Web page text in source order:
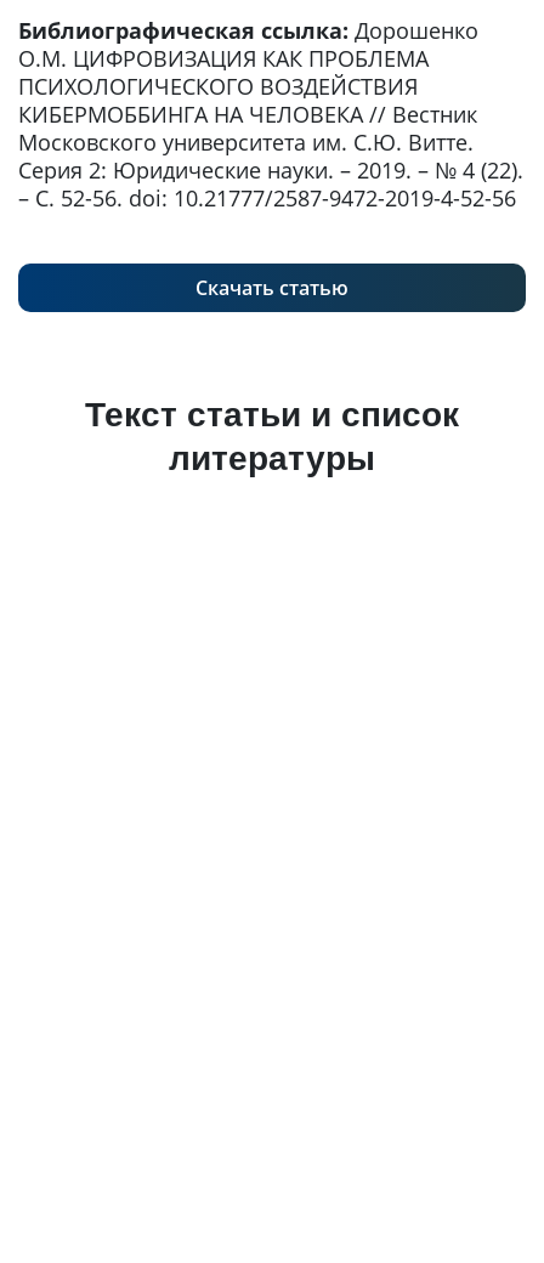
Библиографическая ссылка: Дорошенко
О.М. ЦИФРОВИЗАЦИЯ КАК ПРОБЛЕМА
ПСИХОЛОГИЧЕСКОГО ВОЗДЕЙСТВИЯ
КИБЕРМОББИНГА НА ЧЕЛОВЕКА // Вестник
Московского университета им. С.Ю. Витте.
Серия 2: Юридические науки. – 2019. – № 4 (22).
– С. 52-56. doi: 10.21777/2587-9472-2019-4-52-56
Скачать статью
Текст статьи и список
литературы